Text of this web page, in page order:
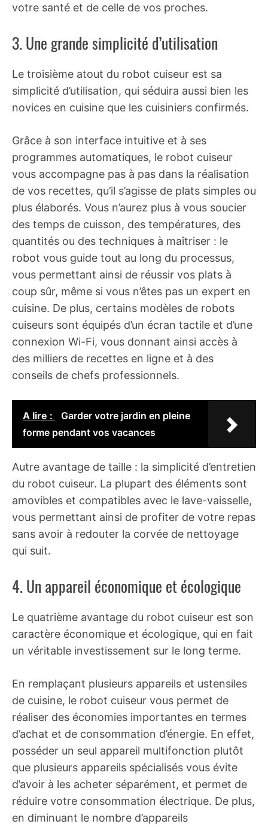
votre santé et de celle de vos proches.
3. Une grande simplicité d’utilisation
Le troisième atout du robot cuiseur est sa
simplicité d’utilisation, qui séduira aussi bien les
novices en cuisine que les cuisiniers confirmés.
Grâce à son interface intuitive et à ses
programmes automatiques, le robot cuiseur
vous accompagne pas à pas dans la réalisation
de vos recettes, qu’il s’agisse de plats simples ou
plus élaborés. Vous n’aurez plus à vous soucier
des temps de cuisson, des températures, des
quantités ou des techniques à maîtriser : le
robot vous guide tout au long du processus,
vous permettant ainsi de réussir vos plats à
coup sûr, même si vous n’êtes pas un expert en
cuisine. De plus, certains modèles de robots
cuiseurs sont équipés d’un écran tactile et d’une
connexion Wi-Fi, vous donnant ainsi accès à
des milliers de recettes en ligne et à des
conseils de chefs professionnels.
A lire :
Garder votre jardin en pleine
forme pendant vos vacances
Autre avantage de taille : la simplicité d’entretien
du robot cuiseur. La plupart des éléments sont
amovibles et compatibles avec le lave-vaisselle,
vous permettant ainsi de profiter de votre repas
sans avoir à redouter la corvée de nettoyage
qui suit.
4. Un appareil économique et écologique
Le quatrième avantage du robot cuiseur est son
caractère économique et écologique, qui en fait
un véritable investissement sur le long terme.
En remplaçant plusieurs appareils et ustensiles
de cuisine, le robot cuiseur vous permet de
réaliser des économies importantes en termes
d’achat et de consommation d’énergie. En effet,
posséder un seul appareil multifonction plutôt
que plusieurs appareils spécialisés vous évite
d’avoir à les acheter séparément, et permet de
réduire votre consommation électrique. De plus,
en diminuant le nombre d’appareils